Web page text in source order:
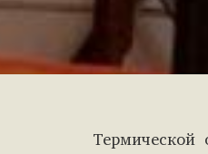
Термической